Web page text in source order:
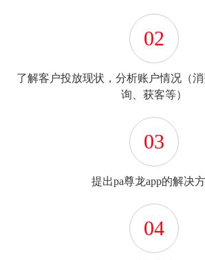
02
了解客户投放现状，分析账户情况（
询、获客等）
03
提出pa尊龙app的解决
04